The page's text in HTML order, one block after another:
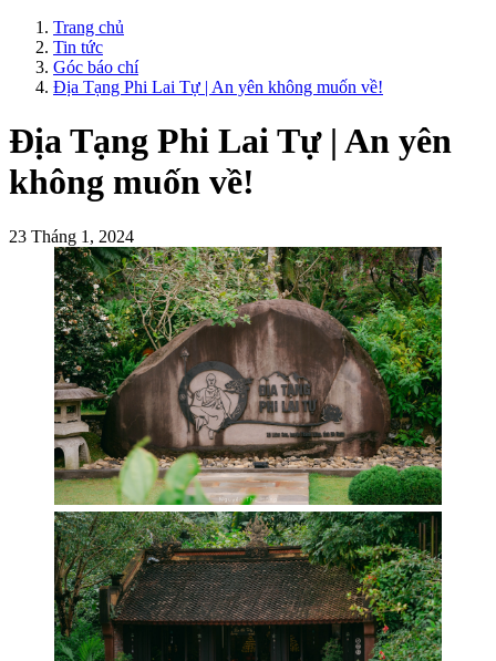
Trang chủ
Tin tức
Góc báo chí
Địa Tạng Phi Lai Tự | An yên không muốn về!
Địa Tạng Phi Lai Tự | An yên
không muốn về!
23 Tháng 1, 2024